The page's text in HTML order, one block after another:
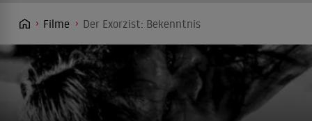
Filme Der Exorzist: Bekenntnis